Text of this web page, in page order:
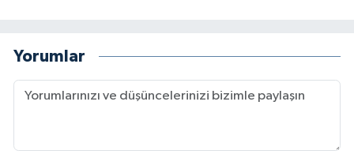
Yorumlar